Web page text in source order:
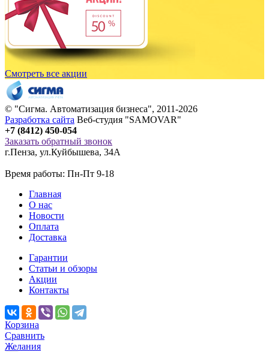
Смотреть все акции
© "Сигма. Автоматизация бизнеса", 2011-2026
Разработка сайта Веб-студия "SAMOVAR"
+7 (8412) 450-054
Заказать обратный звонок
г.Пенза, ул.Куйбышева, 34А
Время работы: Пн-Пт 9-18
Главная
О нас
Новости
Оплата
Доставка
Гарантии
Статьи и обзоры
Акции
Контакты
Корзина
Сравнить
Желания